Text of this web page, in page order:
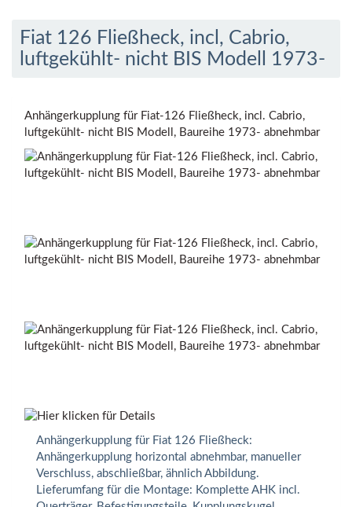
Fiat 126 Fließheck, incl, Cabrio,
luftgekühlt- nicht BIS Modell 1973-
Anhängerkupplung für Fiat-126 Fließheck, incl. Cabrio,
luftgekühlt- nicht BIS Modell, Baureihe 1973- abnehmbar
Anhängerkupplung für Fiat 126 Fließheck:
Anhängerkupplung horizontal abnehmbar, manueller
Verschluss, abschließbar, ähnlich Abbildung.
Lieferumfang für die Montage: Komplette AHK incl.